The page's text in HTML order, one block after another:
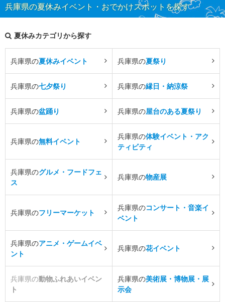
兵庫県の夏休みイベント・おでかけスポットを探す
夏休みカテゴリから探す
兵庫県の夏休みイベント 兵庫県の夏祭り
兵庫県の七夕祭り 兵庫県の縁日・納涼祭
兵庫県の盆踊り 兵庫県の屋台のある夏祭り
兵庫県の無料イベント
兵庫県の体験イベント・アク
ティビティ
兵庫県のグルメ・フードフェ
ス
兵庫県の物産展
兵庫県のフリーマーケット
兵庫県のコンサート・音楽イ
ベント
兵庫県のアニメ・ゲームイベ
ント
兵庫県の花イベント
兵庫県の動物ふれあいイベン
ト
兵庫県の美術展・博物展・展
示会